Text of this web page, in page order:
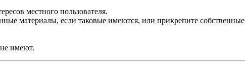
местного пользователя.
материалы, если таковые имеются, или прикрепите собственные
имеют.